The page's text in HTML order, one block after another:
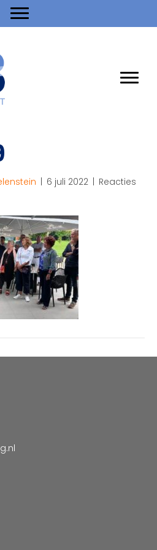
| 6 juli 2022 | Reacties